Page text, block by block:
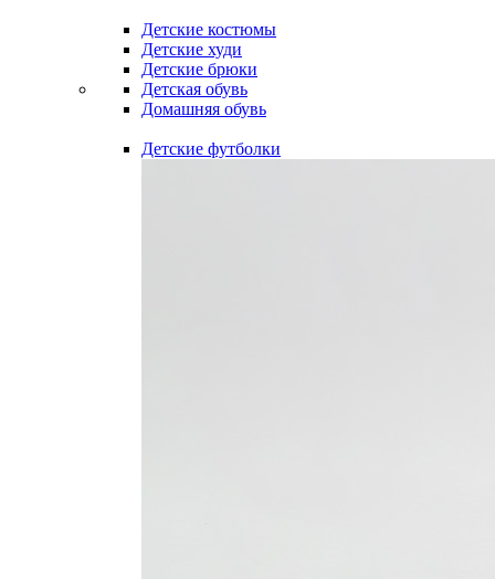
Детские костюмы
Детские худи
Детские брюки
Детская обувь
Домашняя обувь
Детские футболки